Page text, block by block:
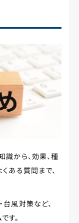
識から、効果、種
ある質問まで、
台風対策など、
す。